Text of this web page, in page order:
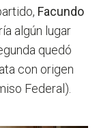
Facundo
algún lugar
quedó
con origen
Federal).